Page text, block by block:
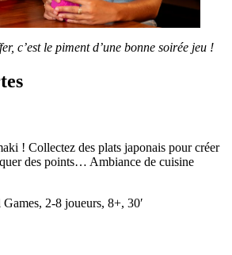
c’est le piment d’une bonne soirée jeu !
! Collectez des plats japonais pour créer
des points… Ambiance de cuisine
2-8 joueurs, 8+, 30′